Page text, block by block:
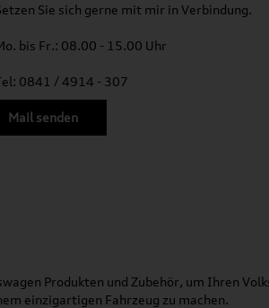
Sie sich gerne mit mir in Verbindung.
bis Fr.: 08.00 - 15.00 Uhr
0841 / 4914 - 307
Mail senden
Produkten und Zubehör, um Ihren
einzigartigen Fahrzeug zu machen.